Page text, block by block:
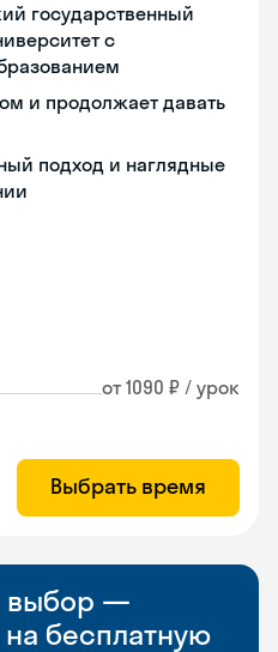
государственный
с
и продолжает давать
подход и наглядные
от 1090 ₽ / урок
Выбрать время
выбор —
на бесплатную